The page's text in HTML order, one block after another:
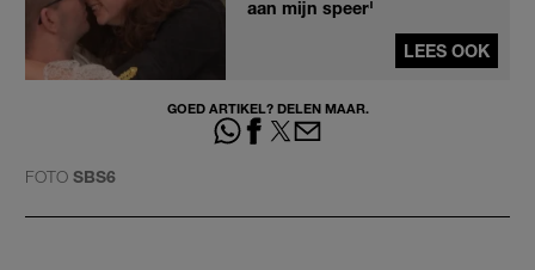
aan mijn speer'
LEES OOK
GOED ARTIKEL? DELEN MAAR.
FOTO SBS6